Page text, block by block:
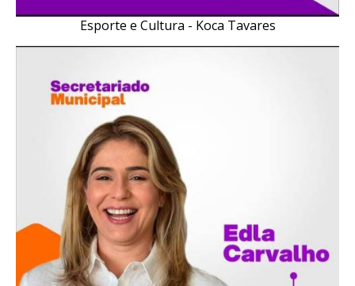
Esporte e Cultura - Koca Tavares